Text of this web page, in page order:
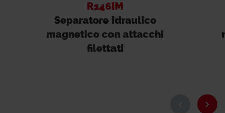
R146IM
Separatore idraulico
magnetico con attacchi
filettati